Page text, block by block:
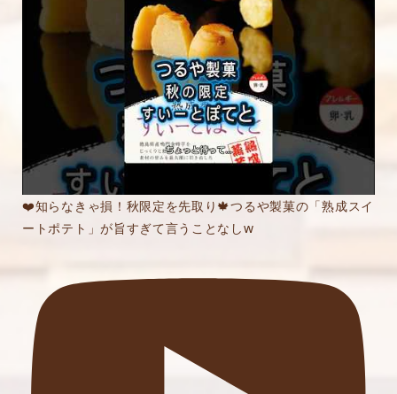
❤️知らなきゃ損！秋限定を先取り🍁つるや製菓の「熟成スイ
ートポテト」が旨すぎて言うことなしw